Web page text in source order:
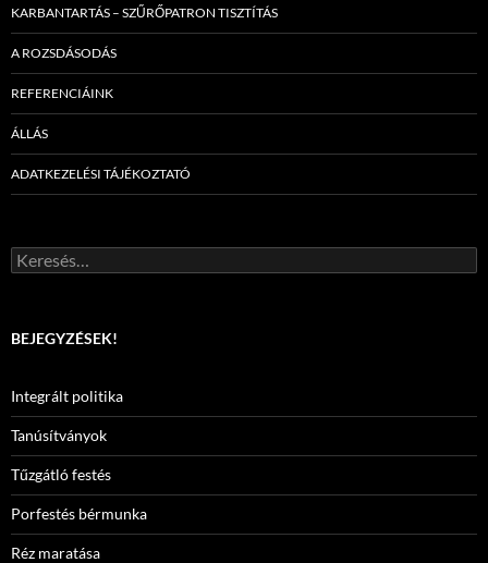
KARBANTARTÁS – SZŰRŐPATRON TISZTÍTÁS
A ROZSDÁSODÁS
REFERENCIÁINK
ÁLLÁS
ADATKEZELÉSI TÁJÉKOZTATÓ
Keresés:
BEJEGYZÉSEK!
Integrált politika
Tanúsítványok
Tűzgátló festés
Porfestés bérmunka
Réz maratása